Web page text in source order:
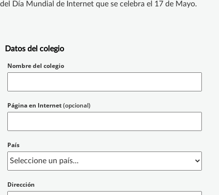
del Día Mundial de Internet que se celebra el 17 de Mayo.
Datos del colegio
Nombre del colegio
Página en Internet(opcional)
País
Dirección